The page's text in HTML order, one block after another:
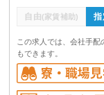
自由(家賃補助) 指
この求人では、会社手
もできます。